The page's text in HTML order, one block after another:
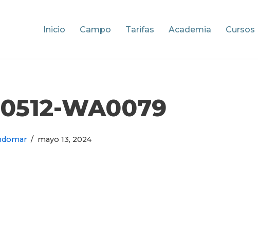
Inicio Campo Tarifas Academia Cursos
WA0079
mayo 13, 2024